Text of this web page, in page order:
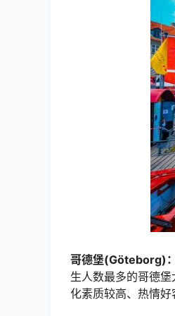
哥德堡(Göteborg)：
生人数最多的哥德
化素质较高、热情好